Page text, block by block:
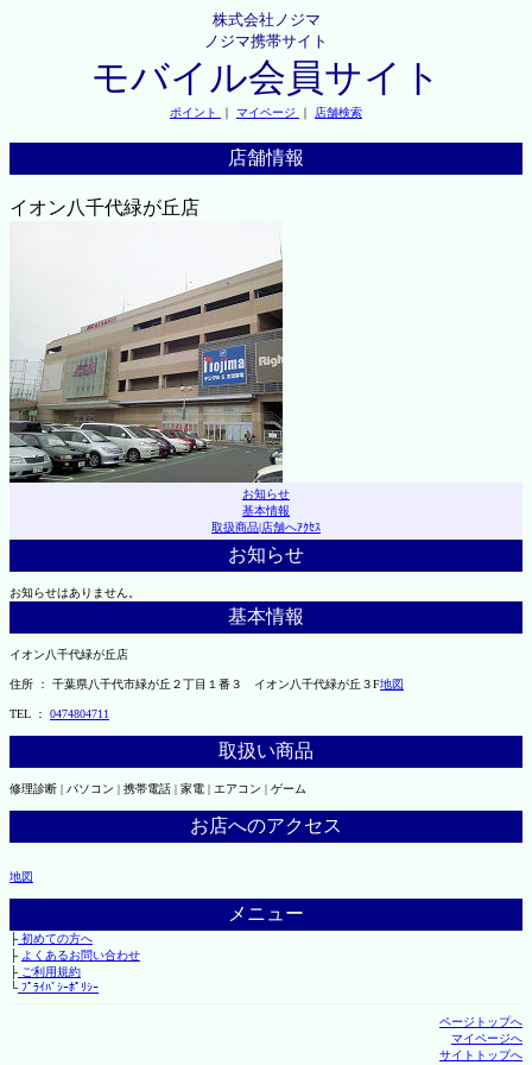
株式会社ノジマ
ノジマ携帯サイト
モバイル会員サイト
ポイント ｜ マイページ ｜ 店舗検索
店舗情報
イオン八千代緑が丘店
お知らせ
基本情報
取扱商品|店舗へｱｸｾｽ
お知らせ
お知らせはありません。
基本情報
イオン八千代緑が丘店
住所 ： 千葉県八千代市緑が丘２丁目１番３ イオン八千代緑が丘３F地図
TEL ： 0474804711
取扱い商品
修理診断 | パソコン | 携帯電話 | 家電 | エアコン | ゲーム
お店へのアクセス
地図
メニュー
├初めての方へ
├ よくあるお問い合わせ
├ご利用規約
└ﾌﾟﾗｲﾊﾞｼｰﾎﾟﾘｼｰ
ページトップへ
マイページへ
サイトトップへ